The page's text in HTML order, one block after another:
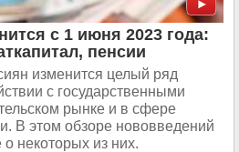
с 1 июня 2023 года:
пенсии
изменится целый ряд
с государственными
рынке и в сфере
В этом обзоре нововведений
некоторых из них.